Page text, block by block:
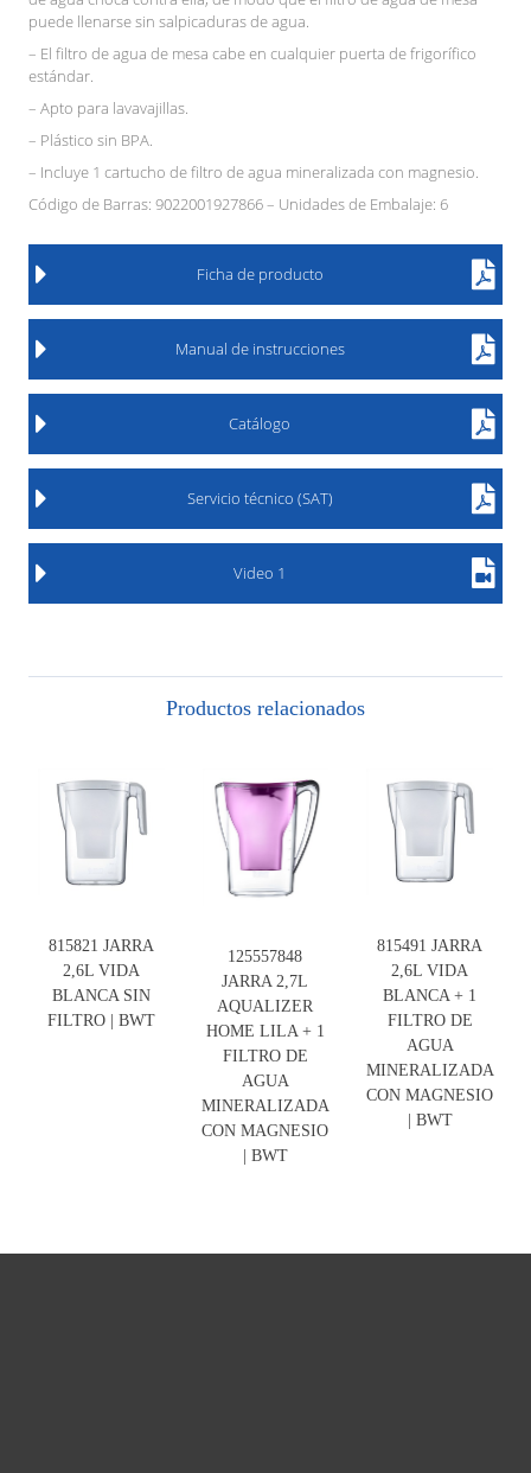
puede llenarse sin salpicaduras de agua.
– El filtro de agua de mesa cabe en cualquier puerta de frigorífico
estándar.
– Apto para lavavajillas.
– Plástico sin BPA.
– Incluye 1 cartucho de filtro de agua mineralizada con magnesio.
Código de Barras: 9022001927866 – Unidades de Embalaje: 6
Ficha de producto
Manual de instrucciones
Catálogo
Servicio técnico (SAT)
Video 1
Productos relacionados
815821 JARRA
2,6L VIDA
BLANCA SIN
FILTRO | BWT
125557848
JARRA 2,7L
AQUALIZER
HOME LILA + 1
FILTRO DE
AGUA
MINERALIZADA
CON MAGNESIO
| BWT
815491 JARRA
2,6L VIDA
BLANCA + 1
FILTRO DE
AGUA
MINERALIZADA
CON MAGNESIO
| BWT